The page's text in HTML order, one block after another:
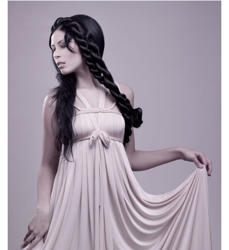
Hart-
Worx
Photography
(Teil
1)